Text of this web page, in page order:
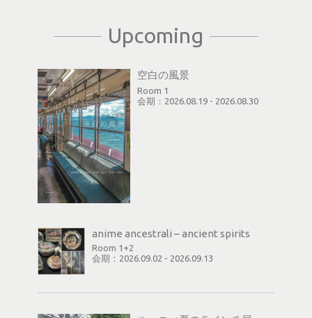
Upcoming
空白の風景
Room 1
会期：2026.08.19 - 2026.08.30
anime ancestrali – ancient spirits
Room 1+2
会期：2026.09.02 - 2026.09.13